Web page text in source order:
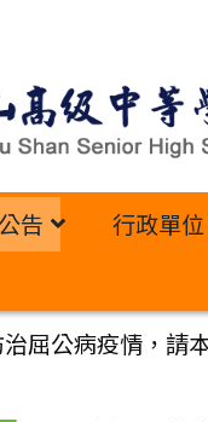
告 行政單位
屈公病疫情，請